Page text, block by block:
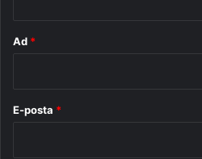
Ad *
E-posta *